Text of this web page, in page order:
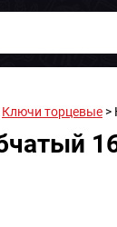
Ключи торцевые >